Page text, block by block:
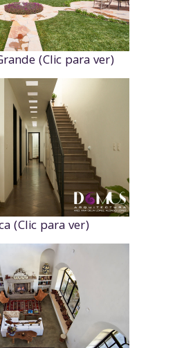
(Clic para ver)
(Clic para ver)